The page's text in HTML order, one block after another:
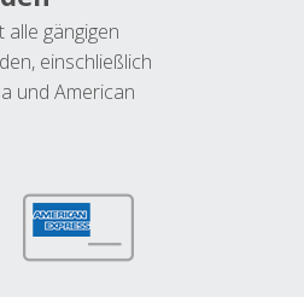
gängigen
einschließlich
und American